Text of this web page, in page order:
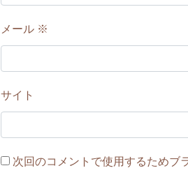
メール ※
サイト
次回のコメントで使用するためブ